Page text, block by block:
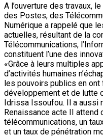
A l’ouverture des travaux,
des Postes, des
Numérique a rappelé que
actuelles, résultant de la
Télécommunications,
constituent l’une des
«Grâce à leurs multiples
d’activités humaines
les pouvoirs publics en
développement et de lutte
Idrissa Issoufou. Il a aussi
Renaissance acte II attend
télécommunications, un
et un taux de pénétration